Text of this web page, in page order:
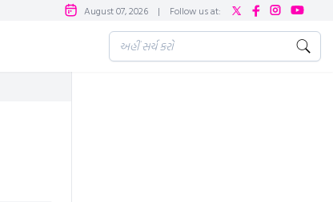
August 07, 2026 | Follow us at: